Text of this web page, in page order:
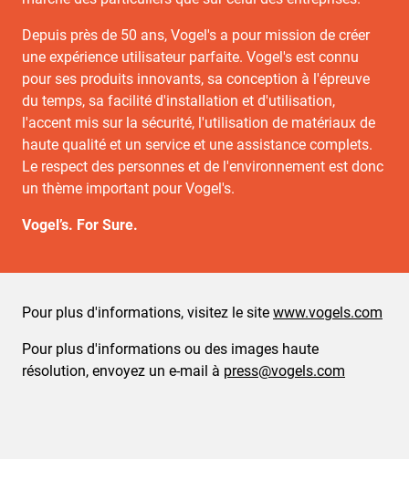
Depuis près de 50 ans, Vogel's a pour mission de créer
une expérience utilisateur parfaite. Vogel's est connu
pour ses produits innovants, sa conception à l'épreuve
du temps, sa facilité d'installation et d'utilisation,
l'accent mis sur la sécurité, l'utilisation de matériaux de
haute qualité et un service et une assistance complets.
Le respect des personnes et de l'environnement est donc
un thème important pour Vogel's.
Vogel’s. For Sure.
Pour plus d'informations, visitez le site www.vogels.com
Pour plus d'informations ou des images haute
résolution, envoyez un e-mail à press@vogels.com